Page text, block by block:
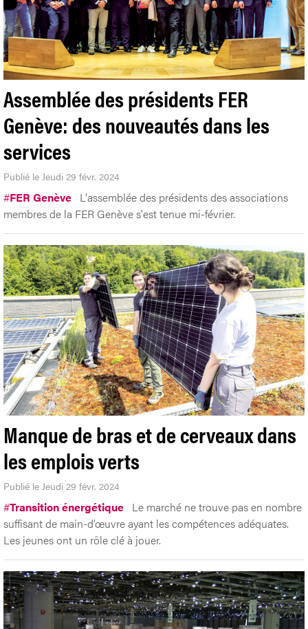
Assemblée des présidents FER
Genève: des nouveautés dans les
services
Publié le Jeudi 29 févr. 2024
#FER Genève L'assemblée des présidents des associations
membres de la FER Genève s'est tenue mi-février.
Manque de bras et de cerveaux dans
les emplois verts
Publié le Jeudi 29 févr. 2024
#Transition énergétique Le marché ne trouve pas en nombre
suffisant de main-d’œuvre ayant les compétences adéquates.
Les jeunes ont un rôle clé à jouer.